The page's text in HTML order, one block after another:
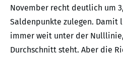
November recht deutlich um
Saldenpunkte zulegen. Damit
immer weit unter der
Durchschnitt steht. Aber die